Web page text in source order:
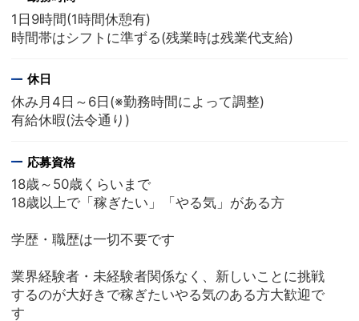
1日9時間(1時間休憩有)
時間帯はシフトに準ずる(残業時は残業代支給)
休日
休み月4日～6日(※勤務時間によって調整)
有給休暇(法令通り)
応募資格
18歳～50歳くらいまで
18歳以上で「稼ぎたい」「やる気」がある方
学歴・職歴は一切不要です
業界経験者・未経験者関係なく、新しいことに挑戦
するのが大好きで稼ぎたいやる気のある方大歓迎で
す